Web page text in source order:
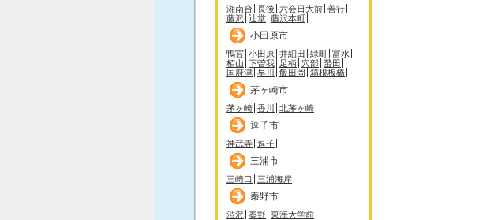
湘南台 長後 六会日大前 善行
藤沢 辻堂 藤沢本町
小田原市
鴨宮 小田原 井細田 緑町 富水
栢山 下曽我 足柄 穴部 螢田
国府津 早川 飯田岡 箱根板橋
茅ヶ崎市
茅ヶ崎 香川 北茅ヶ崎
逗子市
神武寺 逗子
三浦市
三崎口 三浦海岸
秦野市
渋沢 秦野 東海大学前